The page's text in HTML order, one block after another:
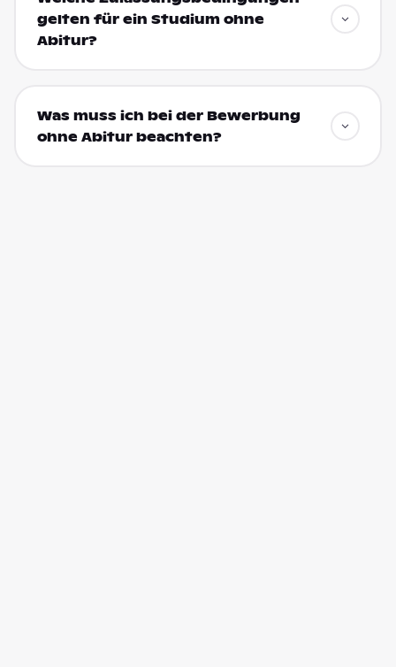
gelten für ein Studium ohne
Abitur?
Was muss ich bei der Bewerbung
ohne Abitur beachten?